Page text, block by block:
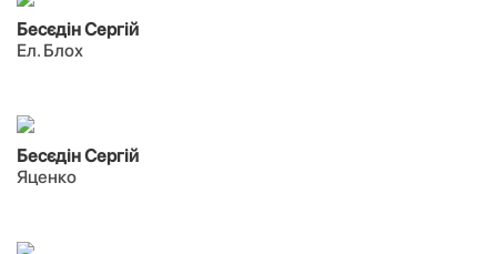
Бесєдін Сергій
Ел. Блох
Бесєдін Сергій
Яценко